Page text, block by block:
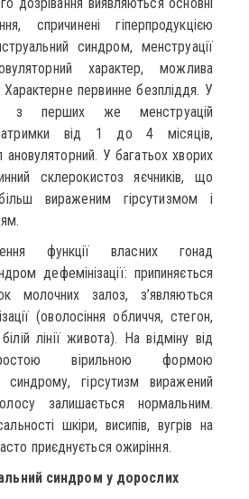
спричинені гіперпродукцією
синдром, менструації
характер, можлива
первинне безпліддя. У
з перших же менструацій
затримки від 1 до 4 місяців,
У багатьох хворих
склерокистоз яєчників, що
вираженим гірсутизмом і
функції власних гонад
дефемінізації: припиняється
молочних залоз, з’являються
(оволосіння обличчя, стегон,
лінії живота). На відміну від
вірильною формою
синдрому, гірсутизм виражений
залишається нормальним.
шкіри, висипів, вугрів на
приєднується ожиріння.
синдром у дорослих